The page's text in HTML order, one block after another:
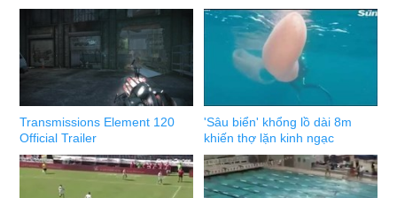
Transmissions Element 120
Official Trailer
'Sâu biển' khổng lồ dài 8m
khiến thợ lặn kinh ngạc